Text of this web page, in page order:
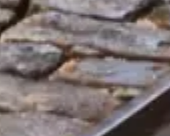
Rechtliches
Rechtliche Hinweise
Über uns
Datenschutzerklärung
Cookie-Richtlinie
Seitenübersicht
Mit ❤️ erstellt für Reisende und
jemandem wie ihnen.